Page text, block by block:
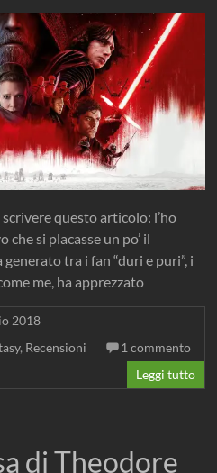
questo articolo: l’ho
si placasse un po’ il
tra i fan “duri e puri”, i
me, ha apprezzato
2018
, Recensioni
1 commento
Leggi tutto
di Theodore